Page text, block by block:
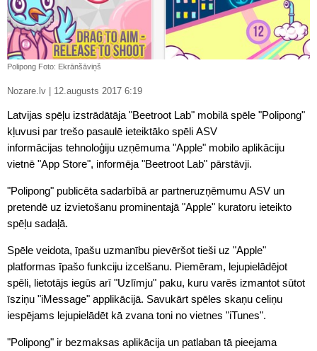
Polipong Foto: Ekrānšāviņš
Nozare.lv | 12.augusts 2017 6:19
Latvijas spēļu izstrādātāja "Beetroot Lab" mobilā spēle "Polipong"
kļuvusi par trešo pasaulē ieteiktāko spēli ASV
informācijas tehnoloģiju uzņēmuma "Apple" mobilo aplikāciju
vietnē "App Store", informēja "Beetroot Lab" pārstāvji.
"Polipong" publicēta sadarbībā ar partneruzņēmumu ASV un
pretendē uz izvietošanu prominentajā "Apple" kuratoru ieteikto
spēļu sadaļā.
Spēle veidota, īpašu uzmanību pievēršot tieši uz "Apple"
platformas īpašo funkciju izcelšanu. Piemēram, lejupielādējot
spēli, lietotājs iegūs arī "Uzlīmju" paku, kuru varēs izmantot sūtot
īsziņu "iMessage" applikācijā. Savukārt spēles skaņu celiņu
iespējams lejupielādēt kā zvana toni no vietnes "iTunes".
"Polipong" ir bezmaksas aplikācija un patlaban tā pieejama